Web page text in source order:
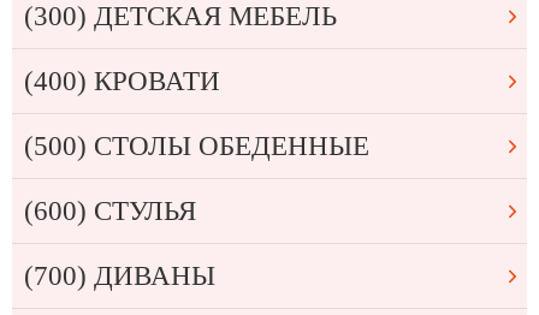
(300) ДЕТСКАЯ МЕБЕЛЬ
(400) КРОВАТИ
(500) СТОЛЫ ОБЕДЕННЫЕ
(600) СТУЛЬЯ
(700) ДИВАНЫ